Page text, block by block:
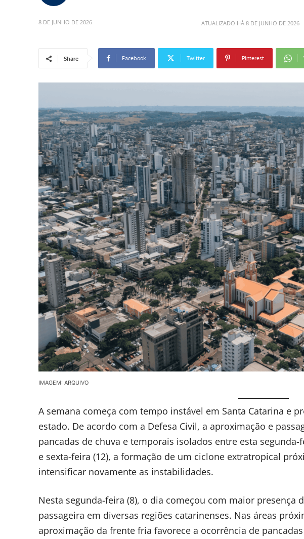
8 DE JUNHO DE 2026 ATUALIZADO HÁ 8 DE JUNHO DE 2026
Share Facebook Twitter Pinterest
IMAGEM: ARQUIVO
A semana começa com tempo instável em Santa Catarina e
estado. De acordo com a Defesa Civil, a aproximação e
pancadas de chuva e temporais isolados entre esta segunda-
e sexta-feira (12), a formação de um ciclone extratropical
intensificar novamente as instabilidades.
Nesta segunda-feira (8), o dia começou com maior presença
passageira em diversas regiões catarinenses. Nas áreas
aproximação da frente fria favorece a ocorrência de